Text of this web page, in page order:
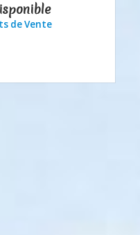
de Vente